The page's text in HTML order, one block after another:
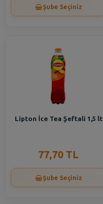
Şube Seçiniz
Lipton İce Tea Şeftali 1,5 lt
77,70 TL
Şube Seçiniz